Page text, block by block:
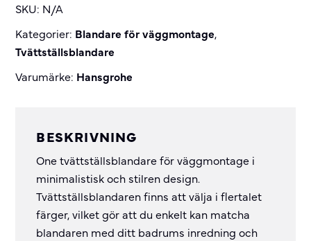
SKU: N/A
Kategorier: Blandare för väggmontage,
Tvättställsblandare
Varumärke: Hansgrohe
BESKRIVNING
One tvättställsblandare för väggmontage i
minimalistisk och stilren design.
Tvättställsblandaren finns att välja i flertalet
färger, vilket gör att du enkelt kan matcha
blandaren med ditt badrums inredning och